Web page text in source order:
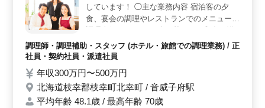
しています！ ◯主な業務内容 宿泊客の夕
食、宴会の調理やレストランでのメニューの
食、中華の調理 ・厨房内の清掃、管理等 ・
海産物など特産品を活かしたメニューの企画
服支給 ＊完全週休2日制 ＊住み込み可 調理
師資格お持ちの方、調理師経験20年以上の
方は条件面優遇します！ 今までの経験を活
調理師・調理補助・スタッフ (ホテル・旅館での調理業務) / 正
社員・契約社員・派遣社員
年収300万円〜500万円
北海道枝幸郡枝幸町北幸町 / 音威子府駅
平均年齢 48.1歳 / 最高年齢 70歳